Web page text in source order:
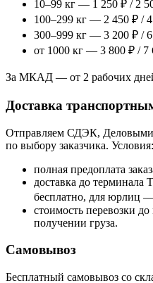
10–99 кг — 1 250 ₽ / 2
100–299 кг — 2 450 ₽ /
300–999 кг — 3 200 ₽ /
от 1000 кг — 3 800 ₽ / 7
За МКАД — от 2 рабочих
Доставка
Отправляем СДЭК,
по выбору заказчика. Условия:
полная предоплата
доставка до
бесплатно, для юрлиц
стоимость перевозки
получении груза.
Самовывоз
Бесплатный самовывоз со